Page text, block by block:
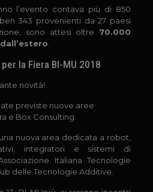
l’evento contava più di 850
343 provenienti da 27 paesi
sono attesi oltre 70.000
la Fiera BI-MU 2018
novità!
previste nuove aree
e Box Consulting.
nuova area dedicata a robot,
integratori e sistemi di
Italiana Tecnologie
delle Tecnologie Additive.